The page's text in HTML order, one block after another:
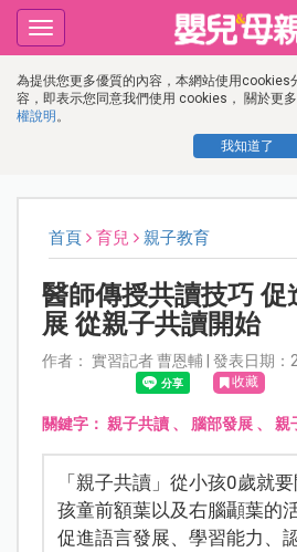
為提供您更多優質的內容，本網站使用cookies
容，即表示您同意我們使用 cookies， 關於更
權說明 。
我知道了
Toggle
navigation
首頁 育兒 親子教育
醫師傳授共讀技巧 促
展 從親子共讀開始
作者： 實習記者 曹恩輔 | 發表日期
收藏
關鍵字： 親子共讀、 腦部發展、 親
「親子共讀」從小孩0歲就
孩童前額葉以及右腦顳葉的
促進語言發展、學習能力、